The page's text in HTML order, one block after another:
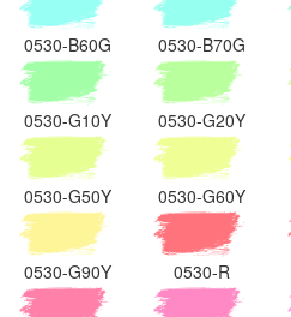
0530-B60G 0530-B70G
0530-G10Y 0530-G20Y
0530-G50Y 0530-G60Y
0530-G90Y 0530-R